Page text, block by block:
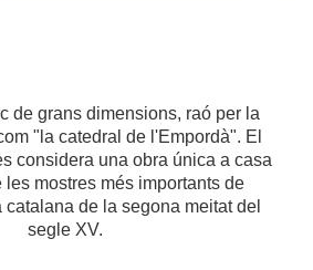
de grans dimensions, raó per la
"la catedral de l'Empordà". El
considera una obra única a casa
les mostres més importants de
catalana de la segona meitat del
segle XV.